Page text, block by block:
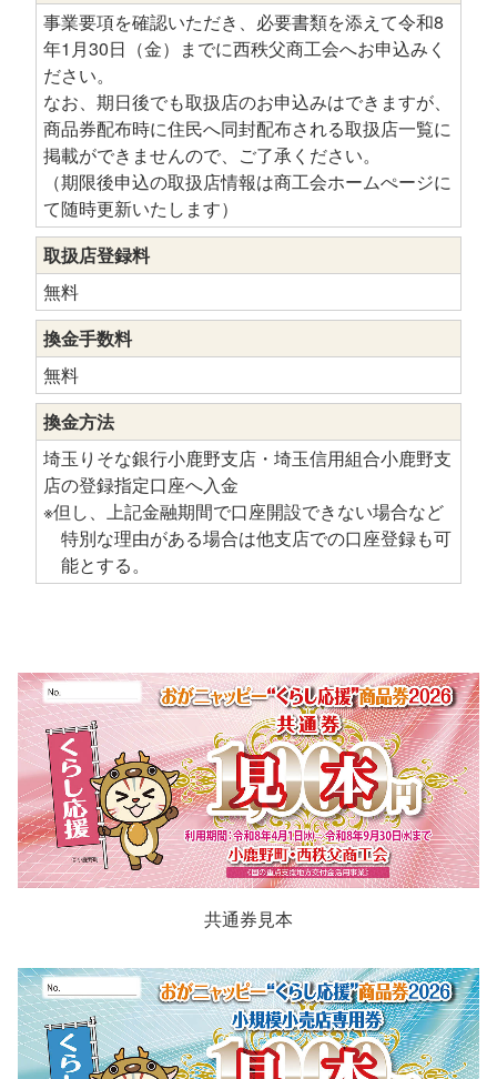
事業要項を確認いただき、必要書類を添えて令和8
年1月30日（金）までに西秩父商工会へお申込みく
ださい。
なお、期日後でも取扱店のお申込みはできますが、
商品券配布時に住民へ同封配布される取扱店一覧に
掲載ができませんので、ご了承ください。
（期限後申込の取扱店情報は商工会ホームぺージに
て随時更新いたします）
取扱店登録料
無料
換金手数料
無料
換金方法
埼玉りそな銀行小鹿野支店・埼玉信用組合小鹿野支
店の登録指定口座へ入金
※但し、上記金融期間で口座開設できない場合など
特別な理由がある場合は他支店での口座登録も可
能とする。
共通券見本